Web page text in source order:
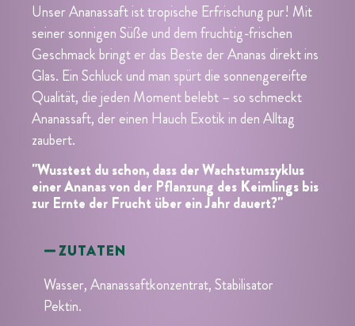
Unser Ananassaft ist tropische Erfrischung pur! Mit
seiner sonnigen Süße und dem fruchtig-frischen
Geschmack bringt er das Beste der Ananas direkt ins
Glas. Ein Schluck und man spürt die sonnengereifte
Qualität, die jeden Moment belebt – so schmeckt
Ananassaft, der einen Hauch Exotik in den Alltag
zaubert.
"Wusstest du schon, dass der Wachstumszyklus
einer Ananas von der Pflanzung des Keimlings bis
zur Ernte der Frucht über ein Jahr dauert?"
Zutaten
Wasser, Ananassaftkonzentrat, Stabilisator
Pektin.